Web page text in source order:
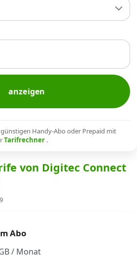
Aktionen
kündigen oder
Vergleiche
anzeigen
Handy-Abo oder Prepaid mit
Tarifrechner .
von Digitec Connect
Abo
/ Monat